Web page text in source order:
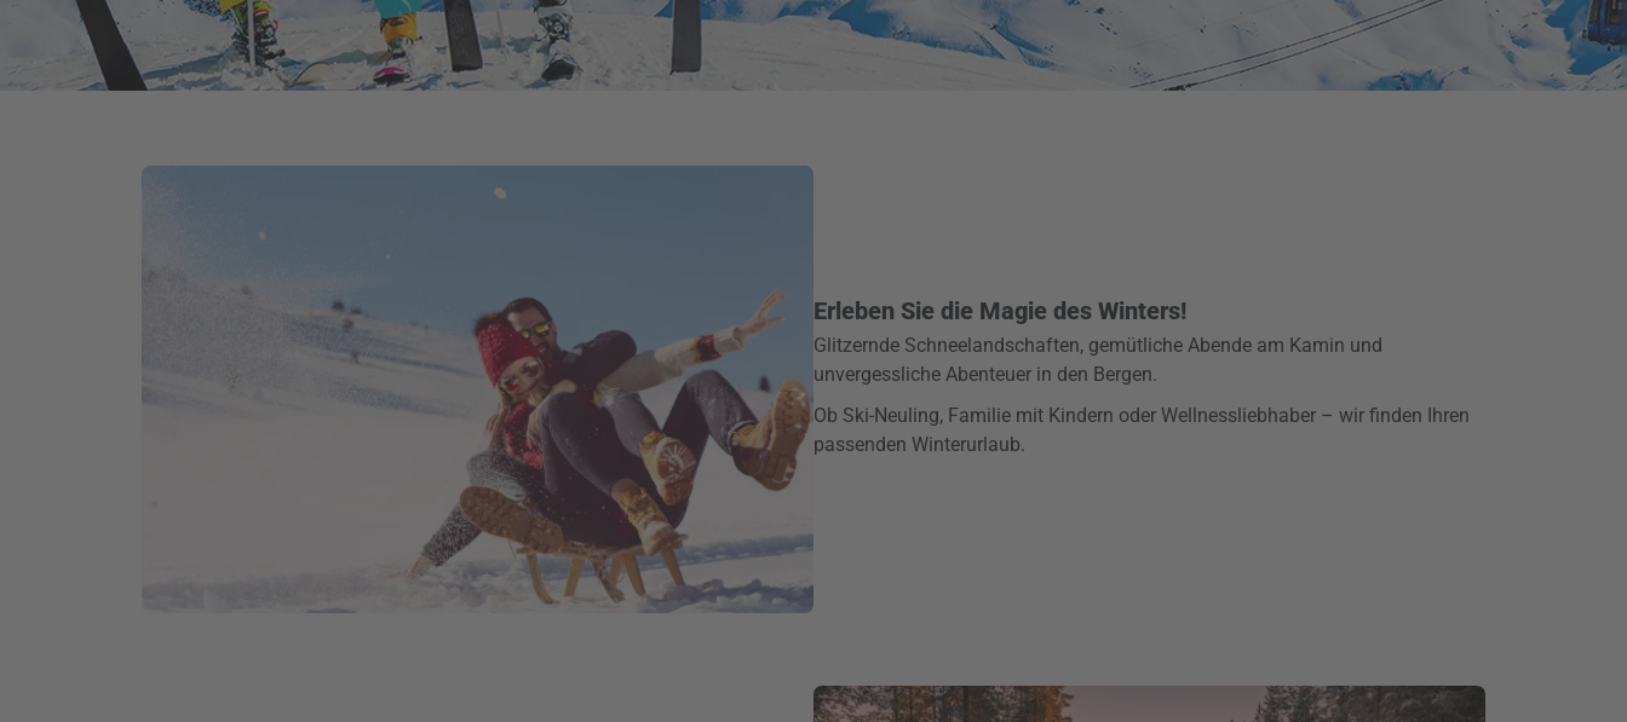
Erleben Sie die Magie des Winters!
Glitzernde Schneelandschaften, gemütliche Abende am Kamin und
unvergessliche Abenteuer in den Bergen.
Ob Ski-Neuling, Familie mit Kindern oder Wellnessliebhaber – wir finden Ihren
passenden Winterurlaub.